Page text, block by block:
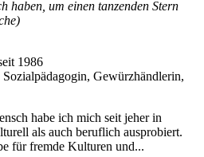
haben, um einen tanzenden Stern
1986
Gewürzhändlerin,
habe ich mich seit jeher in
als auch beruflich ausprobiert.
für fremde Kulturen und...